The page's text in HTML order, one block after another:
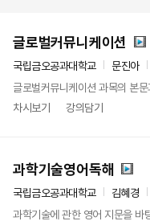
글로벌커뮤니케이션
국립금오공과대학교
문진아
글로벌커뮤니케이션 과목의 본
차시보기
강의담기
과학기술영어독해
국립금오공과대학교
김혜경
과학기술에 관한 영어 지문을 바